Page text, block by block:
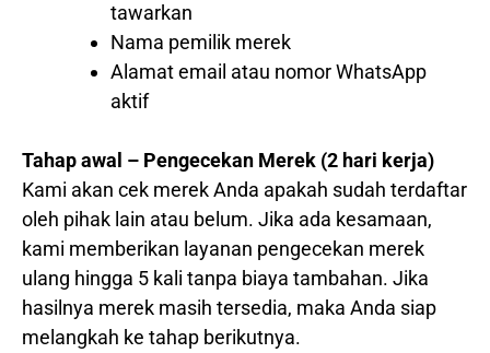
tawarkan
Nama pemilik merek
Alamat email atau nomor WhatsApp
aktif
Tahap awal – Pengecekan Merek (2 hari kerja)
Kami akan cek merek Anda apakah sudah terdaftar
oleh pihak lain atau belum. Jika ada kesamaan,
kami memberikan layanan pengecekan merek
ulang hingga 5 kali tanpa biaya tambahan. Jika
hasilnya merek masih tersedia, maka Anda siap
melangkah ke tahap berikutnya.